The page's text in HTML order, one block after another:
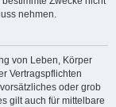
nehmen.
von Leben, Körper
Vertragspflichten
oder grob
gilt auch für mittelbare